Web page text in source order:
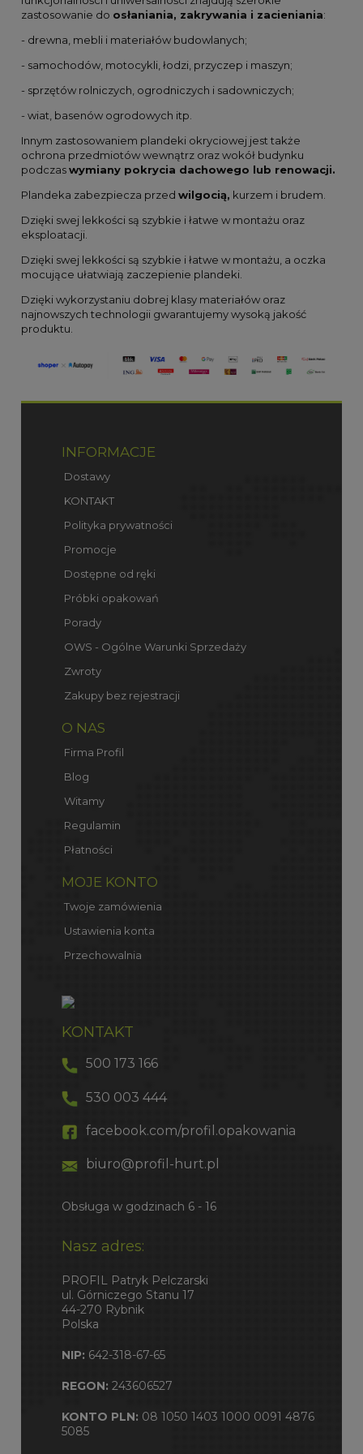
zastosowanie do osłaniania, zakrywania i zacieniania:
- drewna, mebli i materiałów budowlanych;
- samochodów, motocykli, łodzi, przyczep i maszyn;
- sprzętów rolniczych, ogrodniczych i sadowniczych;
- wiat, basenów ogrodowych itp.
Innym zastosowaniem plandeki okryciowej jest także
ochrona przedmiotów wewnątrz oraz wokół budynku
podczaswymiany pokrycia dachowego lub renowacji.
Plandeka zabezpiecza przed wilgocią, kurzem i brudem.
Dzięki swej lekkości są szybkie i łatwe w montażu oraz
eksploatacji.
Dzięki swej lekkości są szybkie i łatwe w montażu, a oczka
mocujące ułatwiają zaczepienie plandeki.
Dzięki wykorzystaniu dobrej klasy materiałów oraz
najnowszych technologii gwarantujemy wysoką jakość
produktu.
INFORMACJE
Dostawy
KONTAKT
Polityka prywatności
Promocje
Dostępne od ręki
Próbki opakowań
Porady
OWS - Ogólne Warunki Sprzedaży
Zwroty
Zakupy bez rejestracji
O NAS
Firma Profil
Blog
Witamy
Regulamin
Płatności
MOJE KONTO
Twoje zamówienia
Ustawienia konta
Przechowalnia
KONTAKT
500 173 166
530 003 444
facebook.com/profil.opakowania
biuro@profil-hurt.pl
Obsługa w godzinach 6 - 16
Nasz adres:
PROFIL Patryk Pelczarski
ul. Górniczego Stanu 17
44-270 Rybnik
Polska
NIP: 642-318-67-65
REGON: 243606527
KONTO PLN: 08 1050 1403 1000 0091 4876
5085